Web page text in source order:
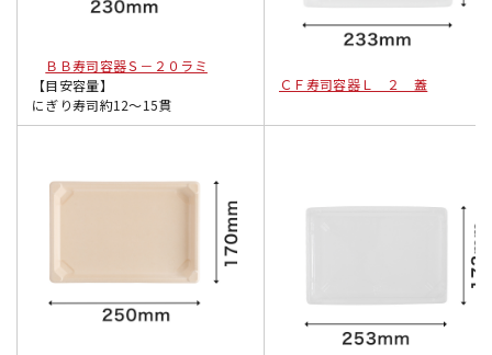
ＢＢ寿司容器Ｓ－２０ラミ
【目安容量】
にぎり寿司約12〜15貫
ＣＦ寿司容器Ｌ ２ 蓋